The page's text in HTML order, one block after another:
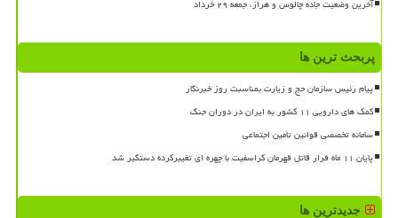
آخرین وضعیت جاده چالوس و هراز، جمعه ۲۹ خرداد
پربحث ترین ها
پیام رئیس سازمان حج و زیارت بمناسبت روز خبرنگار
کمک های دارویی ۱۱ کشور به ایران در دوران جنگ
سامانه تخصصی قوانین تأمین اجتماعی
پایان ۱۱ ماه فرار قاتل قهرمان کراسفیت با چهره ای تغییرکرده دستگیر شد
جدیدترین ها